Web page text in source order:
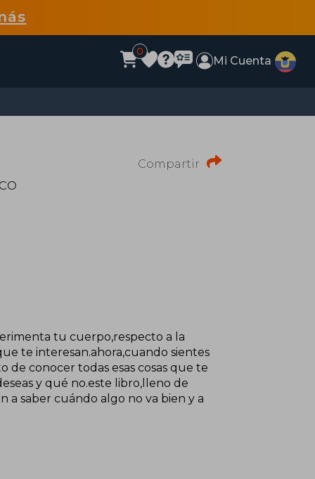
0
Mi Cuenta
Compartir
tu cuerpo,respecto a la
te interesan.ahora,cuando sientes
de conocer todas esas cosas que te
y qué no.este libro,lleno de
a saber cuándo algo no va bien y a